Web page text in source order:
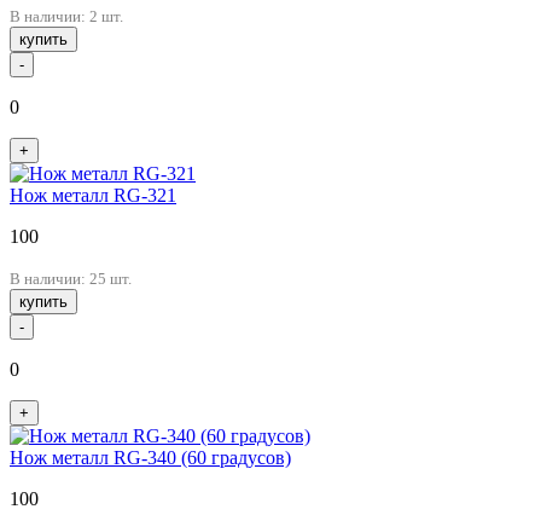
В наличии: 2 шт.
купить
-
0
+
Нож металл RG-321
100
В наличии: 25 шт.
купить
-
0
+
Нож металл RG-340 (60 градусов)
100